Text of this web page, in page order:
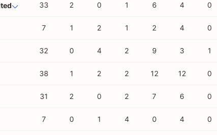
33 2 0 1 6 4 0
7 1 2 1 2 4 0
32 0 4 2 9 3 1
38 1 2 2 12 12 0
31 2 0 2 7 6 0
7 0 1 4 0 4 0